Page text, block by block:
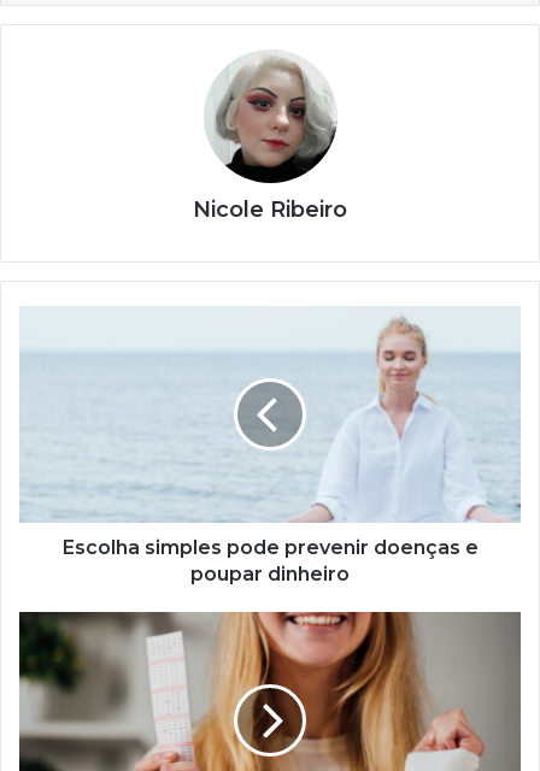
Nicole Ribeiro
dinheiro
Escolha simples pode prevenir doenças e
poupar dinheiro
Loteria
alerta
brasileiros